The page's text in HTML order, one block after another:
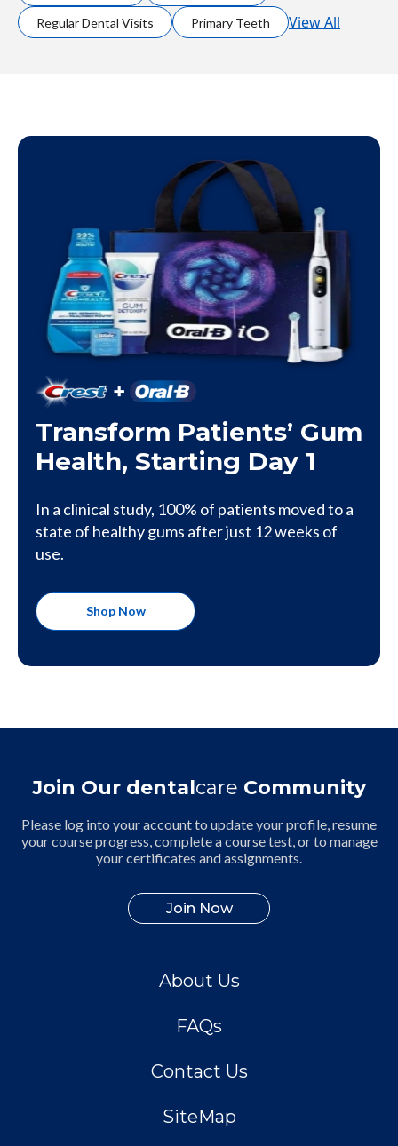
Regular Dental Visits Primary Teeth View All
Transform Patients’ Gum
Health, Starting Day 1
In a clinical study, 100% of patients moved to a
state of healthy gums after just 12 weeks of
use.
Shop Now
Join Our dentalcare Community
Please log into your account to update your profile, resume
your course progress, complete a course test, or to manage
your certificates and assignments.
Join Now
About Us
FAQs
Contact Us
SiteMap